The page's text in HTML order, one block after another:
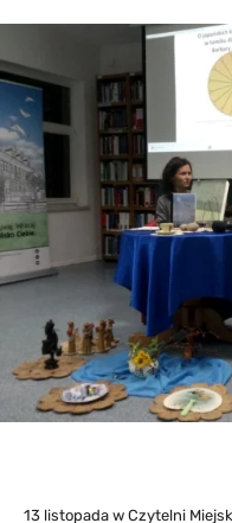
13 listopada w Czytelni